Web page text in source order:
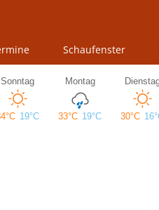
Schaufenster